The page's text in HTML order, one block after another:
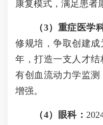
康复模式，满足患者
（3）重症医学
修规培，争取创建成
年，打造一支人才
有创血流动力学监
增强。
（4）眼科：